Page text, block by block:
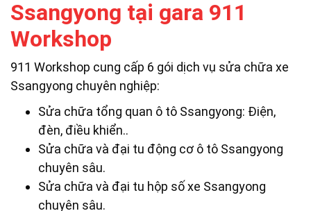
Ssangyong tại gara 911
Workshop
911 Workshop cung cấp 6 gói dịch vụ sửa chữa xe
Ssangyong chuyên nghiệp:
Sửa chữa tổng quan ô tô Ssangyong: Điện,
đèn, điều khiển..
Sửa chữa và đại tu động cơ ô tô Ssangyong
chuyên sâu.
Sửa chữa và đại tu hộp số xe Ssangyong
chuyên sâu.